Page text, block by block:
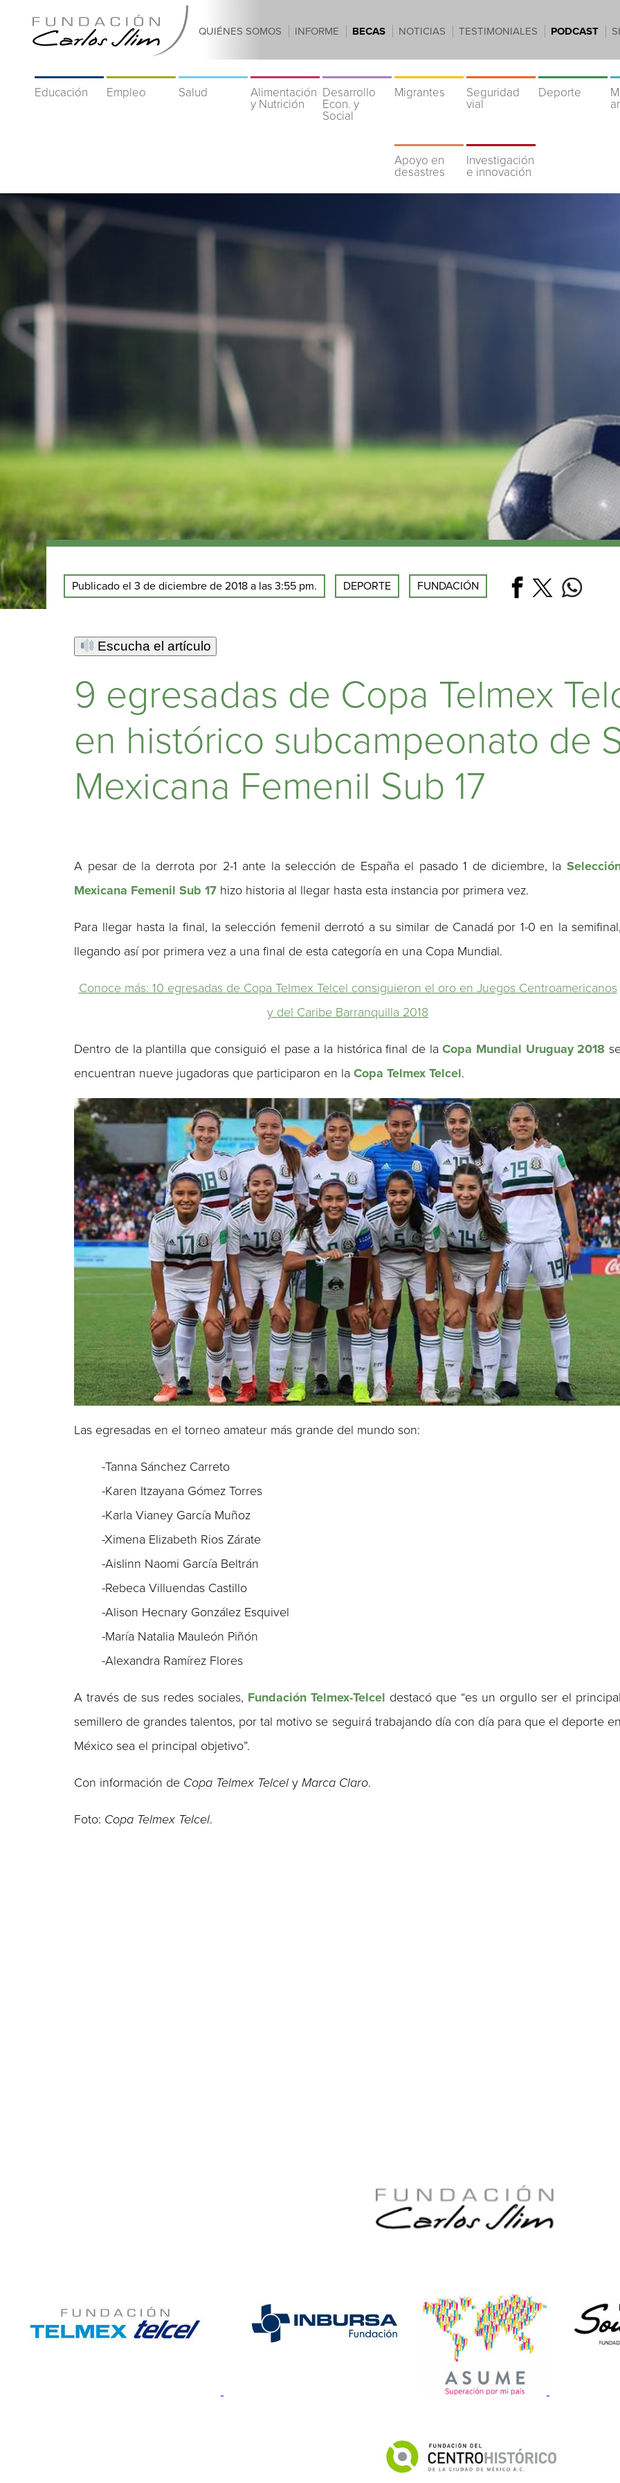
QUIÉNES SOMOS INFORME BECAS NOTICIAS TESTIMONIALES PODCAST
Educación Empleo Salud
Alimentación
y Nutrición
Desarrollo
Econ. y
Social
Migrantes
Seguridad
vial
Deporte
Apoyo en
desastres
Investigación
e innovación
Publicado el 3 de diciembre de 2018 a las 3:55 pm. DEPORTE FUNDACIÓN
Escucha el artículo
9 egresadas de Copa Telmex
en histórico subcampeonato de
Mexicana Femenil Sub 17
A pesar de la derrota por 2-1 ante la selección de España el pasado 1 de diciembre, la
Mexicana Femenil Sub 17 hizo historia al llegar hasta esta instancia por primera vez.
Para llegar hasta la final, la selección femenil derrotó a su similar de Canadá por 1-0 en la
llegando así por primera vez a una final de esta categoría en una Copa Mundial.
Conoce más: 10 egresadas de Copa Telmex Telcel consiguieron el oro en Juegos Centroamericanos
y del Caribe Barranquilla 2018
Dentro de la plantilla que consiguió el pase a la histórica final de laCopa Mundial Uruguay 2018
encuentran nueve jugadoras que participaron en laCopa Telmex Telcel.
Las egresadas en el torneo amateur más grande del mundo son:
-Tanna Sánchez Carreto
-Karen Itzayana Gómez Torres
-Karla Vianey García Muñoz
-Ximena Elizabeth Rios Zárate
-Aislinn Naomi García Beltrán
-Rebeca Villuendas Castillo
-Alison Hecnary González Esquivel
-María Natalia Mauleón Piñón
-Alexandra Ramírez Flores
A través de sus redes sociales, Fundación Telmex-Telcel destacó que “es un orgullo ser el
semillero de grandes talentos, por tal motivo se seguirá trabajando día con día para que el deporte
México sea el principal objetivo”.
Con información de Copa Telmex Telcel yMarca Claro.
Foto: Copa Telmex Telcel.